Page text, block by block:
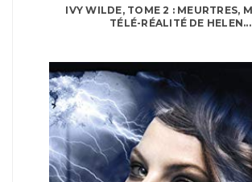
IVY WILDE, TOME 2 : MEURTRES,
TÉLÉ-RÉALITÉ DE HELEN...